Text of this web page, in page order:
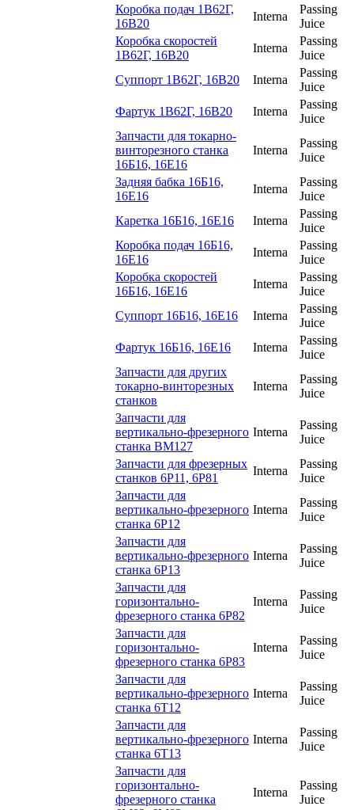
Коробка подач 1В62Г,
16В20
Interna
Passing
Juice
Коробка скоростей
1В62Г, 16В20
Interna
Passing
Juice
Суппорт 1В62Г, 16В20
Interna
Passing
Juice
Фартук 1В62Г, 16В20
Interna
Passing
Juice
Запчасти для токарно-
винторезного станка
16Б16, 16Е16
Interna
Passing
Juice
Задняя бабка 16Б16,
16Е16
Interna
Passing
Juice
Каретка 16Б16, 16Е16
Interna
Passing
Juice
Коробка подач 16Б16,
16Е16
Interna
Passing
Juice
Коробка скоростей
16Б16, 16Е16
Interna
Passing
Juice
Суппорт 16Б16, 16Е16
Interna
Passing
Juice
Фартук 16Б16, 16Е16
Interna
Passing
Juice
Запчасти для других
токарно-винторезных
станков
Interna
Passing
Juice
Запчасти для
вертикально-фрезерного
станка ВМ127
Interna
Passing
Juice
Запчасти для фрезерных
станков 6Р11, 6Р81
Interna
Passing
Juice
Запчасти для
вертикально-фрезерного
станка 6Р12
Interna
Passing
Juice
Запчасти для
вертикально-фрезерного
станка 6Р13
Interna
Passing
Juice
Запчасти для
горизонтально-
фрезерного станка 6Р82
Interna
Passing
Juice
Запчасти для
горизонтально-
фрезерного станка 6Р83
Interna
Passing
Juice
Запчасти для
вертикально-фрезерного
станка 6Т12
Interna
Passing
Juice
Запчасти для
вертикально-фрезерного
станка 6Т13
Interna
Passing
Juice
Запчасти для
горизонтально-
фрезерного станка
Interna
Passing
Juice